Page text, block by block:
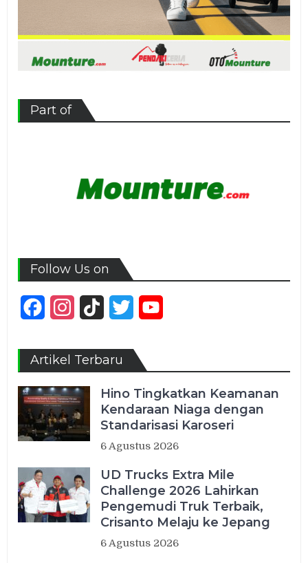
Part of
Follow Us on
FacebookInstagram
TikTok Twitter
Artikel Terbaru
Hino Tingkatkan Keamanan
Kendaraan Niaga dengan
Standarisasi Karoseri
6 Agustus 2026
UD Trucks Extra Mile
Challenge 2026 Lahirkan
Pengemudi Truk Terbaik,
Crisanto Melaju ke Jepang
6 Agustus 2026